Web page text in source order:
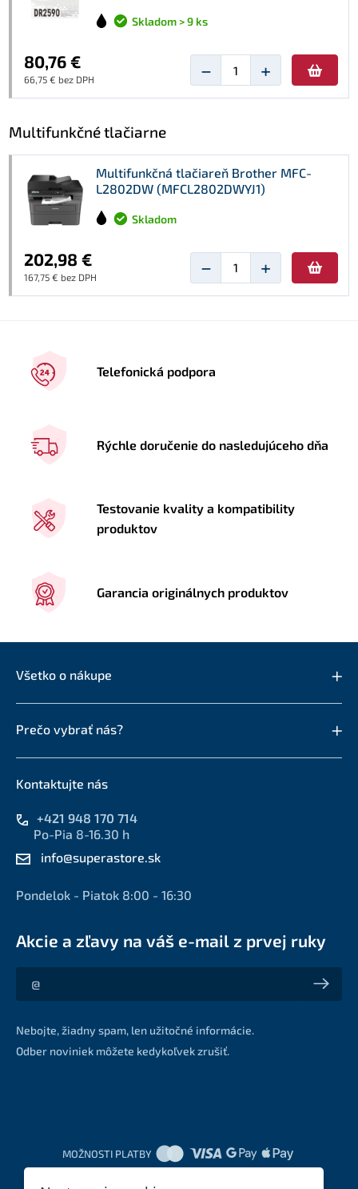
Skladom > 9 ks
80,76 €
66,75 € bez DPH − +
Multifunkčné tlačiarne
Multifunkčná tlačiareň Brother MFC-
L2802DW (MFCL2802DWYJ1)
Skladom
202,98 €
167,75 € bez DPH − +
Telefonická podpora
Rýchle doručenie do nasledujúceho dňa
Testovanie kvality a kompatibility
produktov
Garancia originálnych produktov
Všetko o nákupe
Prečo vybrať nás?
Kontaktujte nás
+421 948 170 714
Po-Pia 8-16.30 h
info@superastore.sk
Pondelok - Piatok 8:00 - 16:30
Akcie a zľavy na váš e-mail z prvej ruky
Akcie a zľavy na váš e-mail z prvej ruky
Nebojte, žiadny spam, len užitočné informácie.
Odber noviniek môžete kedykoľvek zrušiť.
MOŽNOSTI PLATBY